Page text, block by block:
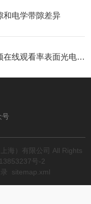
和电学带隙差异
应用分享 | 使用桃色视频在线观看率表面光电压(SPV)光谱分析SiC晶圆的表面质量
号
海）有限公司 All Rights
13853237号-2
sitemap.xml